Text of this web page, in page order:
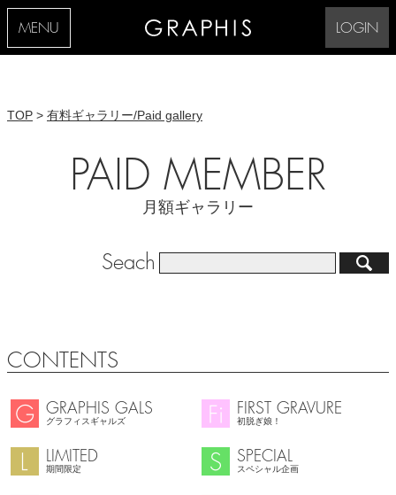
MENU LOGIN
TOP > 有料ギャラリー/Paid gallery
PAID MEMBER
月額ギャラリー
Seach
CONTENTS
GRAPHIS GALS
グラフィスギャルズ
FIRST GRAVURE
初脱ぎ娘！
LIMITED
期間限定
SPECIAL
スペシャル企画